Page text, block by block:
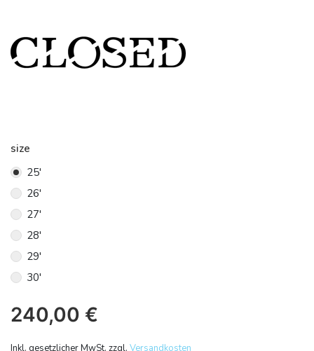
size
25'
26'
27'
28'
29'
30'
240,00 €
Inkl. gesetzlicher MwSt. zzgl. Versandkosten